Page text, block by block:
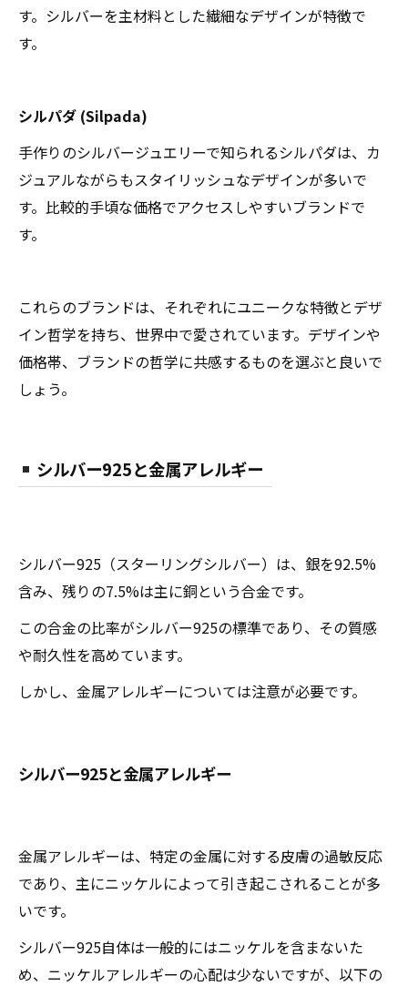
す。シルバーを主材料とした繊細なデザインが特徴で
す。
シルパダ (Silpada)
手作りのシルバージュエリーで知られるシルパダは、カ
ジュアルながらもスタイリッシュなデザインが多いで
す。比較的手頃な価格でアクセスしやすいブランドで
す。
これらのブランドは、それぞれにユニークな特徴とデザ
イン哲学を持ち、世界中で愛されています。デザインや
価格帯、ブランドの哲学に共感するものを選ぶと良いで
しょう。
シルバー925と金属アレルギー
シルバー925（スターリングシルバー）は、銀を92.5%
含み、残りの7.5%は主に銅という合金です。
この合金の比率がシルバー925の標準であり、その質感
や耐久性を高めています。
しかし、金属アレルギーについては注意が必要です。
シルバー925と金属アレルギー
金属アレルギーは、特定の金属に対する皮膚の過敏反応
であり、主にニッケルによって引き起こされることが多
いです。
シルバー925自体は一般的にはニッケルを含まないた
め、ニッケルアレルギーの心配は少ないですが、以下の